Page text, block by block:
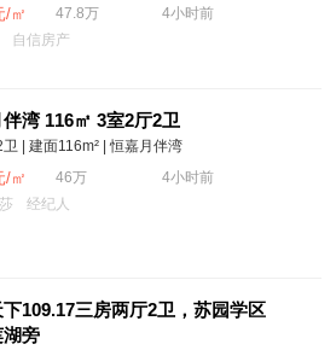
/㎡ 47.8万
4小时前
自信房产
湾 116㎡ 3室2厅2卫
| 建面116m² | 恒嘉月伴湾
/㎡ 46万
4小时前
经纪人
109.17三房两厅2卫，苏园学区
湖旁